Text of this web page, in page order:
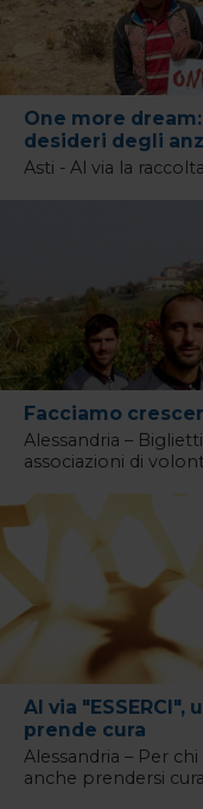
One more
desideri degli
Asti - Al via la
Facciamo
Alessandria –
associazioni di
Al via
prende cura
Alessandria – Per
anche prendersi